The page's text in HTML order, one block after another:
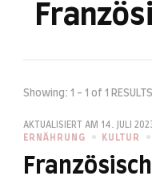
Showing: 1 - 1 of 1 RESULTS
AKTUALISIERT AM 14. JULI
ERNÄHRUNG
KULTUR